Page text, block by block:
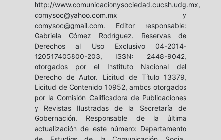
http://www.comunicacionysociedad.cucsh.udg.mx,
comysoc@yahoo.com.mx y
comysoc@gmail.com. Editor responsable:
Gabriela Gómez Rodríguez. Reservas de
Derechos al Uso Exclusivo 04-2014-
120517405800-203, ISSN: 2448-9042,
otorgados por el Instituto Nacional del
Derecho de Autor. Licitud de Título 13379,
Licitud de Contenido 10952, ambos otorgados
por la Comisión Calificadora de Publicaciones
y Revistas Ilustradas de la Secretaría de
Gobernación. Responsable de la última
actualización de este número: Departamento